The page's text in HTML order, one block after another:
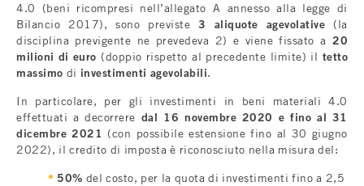
4.0 (beni ricompresi nell’allegato A annesso alla legge di
Bilancio 2017), sono previste3 aliquote agevolative (la
disciplina previgente ne prevedeva 2) e viene fissato a 20
milioni di euro (doppio rispetto al precedente limite) il tetto
massimo di investimenti agevolabili.
In particolare, per gli investimenti in beni materiali 4.0
effettuati a decorrere dal 16 novembre 2020 e fino al 31
dicembre 2021 (con possibile estensione fino al 30 giugno
2022), il credito di imposta è riconosciuto nella misura del:
50% del costo, per la quota di investimenti fino a 2,5